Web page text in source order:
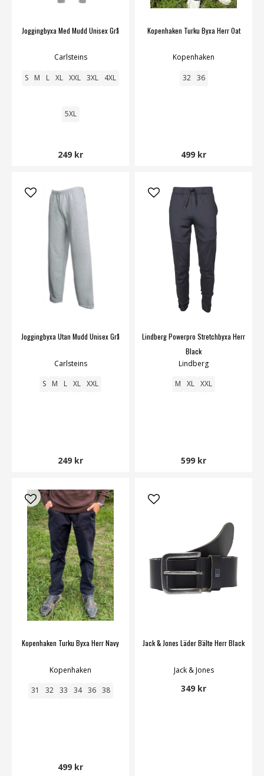
Joggingbyxa Med Mudd Unisex Grå
Carlsteins
S M L XL XXL 3XL 4XL
5XL
249 kr
Kopenhaken Turku Byxa Herr Oat
Kopenhaken
32 36
499 kr
Joggingbyxa Utan Mudd Unisex Grå
Carlsteins
S M L XL XXL
249 kr
Lindberg Powerpro Stretchbyxa Herr
Black
Lindberg
M XL XXL
599 kr
Kopenhaken Turku Byxa Herr Navy
Kopenhaken
31 32 33 34 36 38
499 kr
Jack & Jones Läder Bälte Herr Black
Jack & Jones
349 kr